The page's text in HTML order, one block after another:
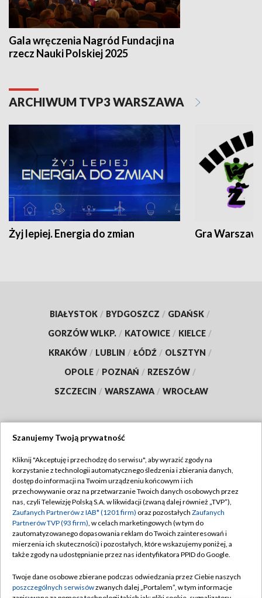
Gala wręczenia Nagród Fundacji na
rzecz Nauki Polskiej 2025
ARCHIWUM TVP3 WARSZAWA
Żyj lepiej. Energia do zmian Gra
BIAŁYSTOK / BYDGOSZCZ / GDAŃSK /
GORZÓW WLKP. / KATOWICE / KIELCE /
KRAKÓW / LUBLIN / ŁÓDŹ / OLSZTYN /
OPOLE / POZNAŃ / RZESZÓW /
SZCZECIN / WARSZAWA / WROCŁAW
TVP
Abonament TVP
Emisja w TVP
Centrum informacji TVP
Naziemna Telewizja Cyfrowa
Rada Programowa
Regulamin TVP
Polityka prywatności
Moje zgody
Pomoc
Kontakt
Szanujemy Twoją prywatność
Kliknij "Akceptuję i przechodzę do serwisu", aby wyrazić zgody na
korzystanie z technologii automatycznego śledzenia i zbierania danych,
dostęp do informacji na Twoim urządzeniu końcowym i ich
przechowywanie oraz na przetwarzanie Twoich danych osobowych przez
nas, czyli Telewizję Polską S.A. w likwidacji (zwaną dalej również „TVP”),
Zaufanych Partnerów z IAB* (1201 firm) oraz pozostałych Zaufanych
Partnerów TVP (93 firm), w celach marketingowych (w tym do
zautomatyzowanego dopasowania reklam do Twoich zainteresowań i
mierzenia ich skuteczności) i pozostałych, które wskazujemy poniżej, a
także zgody na udostępnianie przez nas identyfikatora PPID do Google.
Twoje dane osobowe zbierane podczas odwiedzania przez Ciebie naszych
poszczególnych serwisówzwanych dalej „Portalem”, w tym informacje